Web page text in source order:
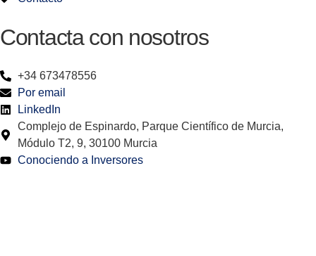
Contacta con nosotros
+34 673478556
Por email
LinkedIn
Complejo de Espinardo, Parque Científico de Murcia,
Módulo T2, 9, 30100 Murcia
Conociendo a Inversores